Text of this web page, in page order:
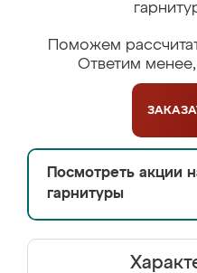
Поможем
Ответим
Посмотреть акции
гарнитуры